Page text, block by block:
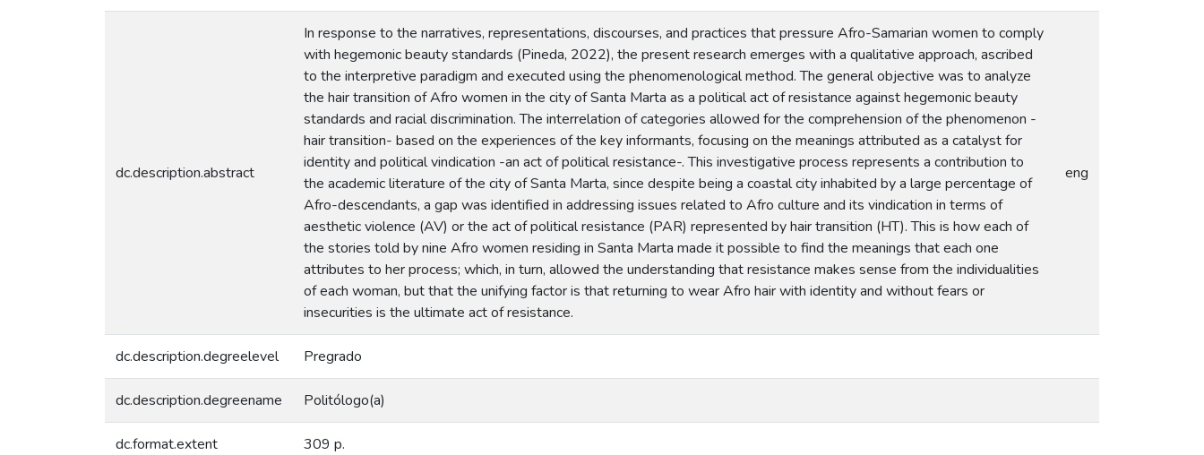
dc.description.abstract
In response to the narratives, representations, discourses, and practices that pressure Afro-Samarian women to comply
with hegemonic beauty standards (Pineda, 2022), the present research emerges with a qualitative approach, ascribed
to the interpretive paradigm and executed using the phenomenological method. The general objective was to analyze
the hair transition of Afro women in the city of Santa Marta as a political act of resistance against hegemonic beauty
standards and racial discrimination. The interrelation of categories allowed for the comprehension of the phenomenon -
hair transition- based on the experiences of the key informants, focusing on the meanings attributed as a catalyst for
identity and political vindication -an act of political resistance-. This investigative process represents a contribution to
the academic literature of the city of Santa Marta, since despite being a coastal city inhabited by a large percentage of
Afro-descendants, a gap was identified in addressing issues related to Afro culture and its vindication in terms of
aesthetic violence (AV) or the act of political resistance (PAR) represented by hair transition (HT). This is how each of
the stories told by nine Afro women residing in Santa Marta made it possible to find the meanings that each one
attributes to her process; which, in turn, allowed the understanding that resistance makes sense from the individualities
of each woman, but that the unifying factor is that returning to wear Afro hair with identity and without fears or
insecurities is the ultimate act of resistance.
eng
dc.description.degreelevel Pregrado
dc.description.degreename Politólogo(a)
dc.format.extent 309 p.